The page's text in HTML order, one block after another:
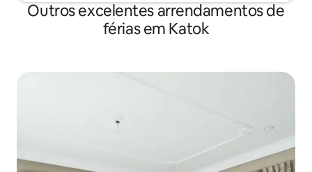
Outros excelentes arrendamentos de
férias em Katok